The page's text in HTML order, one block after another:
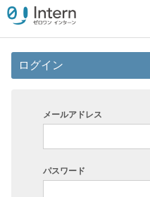
ログイン
メールアドレス
パスワード